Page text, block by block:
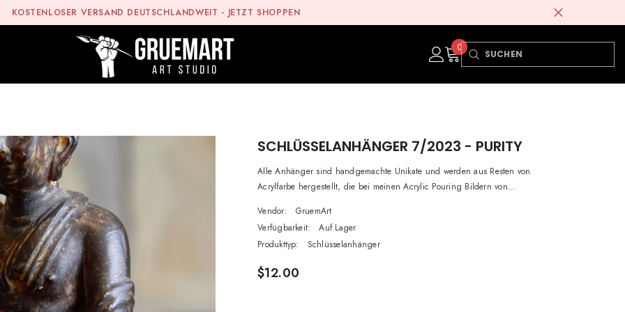
KOSTENLOSER VERSAND DEUTSCHLANDWEIT - JETZT SHOPPEN
00
items
SCHLÜSSELANHÄNGER 7/2023 - PURITY
Alle Anhänger sind handgemachte Unikate und werden aus Resten von
Acrylfarbe hergestellt, die bei meinen Acrylic Pouring Bildern von...
Vendor:
GruemArt
Verfügbarkeit:
Auf Lager
Produkttyp:
Schlüsselanhänger
$12.00